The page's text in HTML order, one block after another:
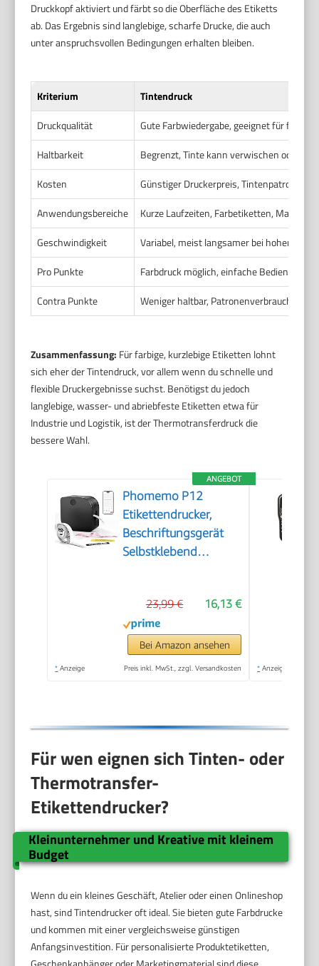
Druckkopf aktiviert und färbt so die Oberfläche des Etiketts
ab. Das Ergebnis sind langlebige, scharfe Drucke, die auch
unter anspruchsvollen Bedingungen erhalten bleiben.
Kriterium
Tintendruck
Druckqualität
Gute Farbwiedergabe, geeignet für
Haltbarkeit
Begrenzt, Tinte kann verwischen oder
Kosten
Günstiger Druckerpreis, Tintenpatronen
Anwendungsbereiche
Kurze Laufzeiten, Farbetiketten,
Geschwindigkeit
Variabel, meist langsamer bei hoher
Pro Punkte
Farbdruck möglich, einfache Bedienung,
Contra Punkte
Weniger haltbar, Patronenverbrauch,
Zusammenfassung: Für farbige, kurzlebige Etiketten lohnt
sich eher der Tintendruck, vor allem wenn du schnelle und
flexible Druckergebnisse suchst. Benötigst du jedoch
langlebige, wasser- und abriebfeste Etiketten etwa für
Industrie und Logistik, ist der Thermotransferdruck die
bessere Wahl.
ANGEBOT
Phomemo P12
Etikettendrucker,
Beschriftungsgerät
Selbstklebend
16,13 €
23,99 €
Bei Amazon ansehen
* Anzeige Preis inkl. MwSt., zzgl. Versandkosten * Anzeige
Für wen eignen sich Tinten- oder
Thermotransfer-
Etikettendrucker?
Kleinunternehmer und Kreative mit kleinem
Budget
Wenn du ein kleines Geschäft, Atelier oder einen Onlineshop
hast, sind Tintendrucker oft ideal. Sie bieten gute Farbdrucke
und kommen mit einer vergleichsweise günstigen
Anfangsinvestition. Für personalisierte Produktetiketten,